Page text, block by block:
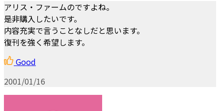
アリス・ファームのですよね。
是非購入したいです。
内容充実で言うことなしだと思います。
復刊を強く希望します。
Good
2001/01/16